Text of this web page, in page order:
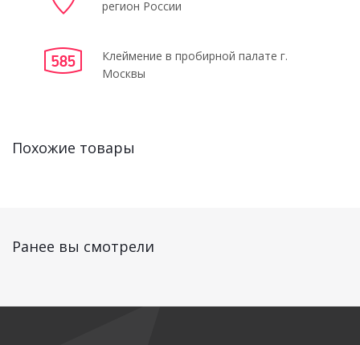
регион России
Клеймение в пробирной палате г.
Москвы
Похожие товары
Ранее вы смотрели